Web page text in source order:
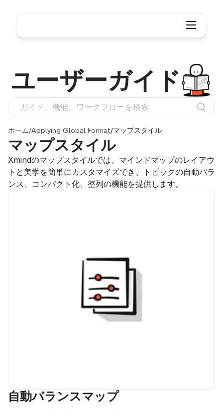
ホーム /Applying Global Format/マップスタイル
マップスタイル
Xmindのマップスタイルでは、マインドマップのレイアウ
トと美学を簡単にカスタマイズでき、トピックの自動バラ
ンス、コンパクト化、整列の機能を提供します。
自動バランスマップ
ユーザーガイド
ガイド、機能、ワークフローを検索